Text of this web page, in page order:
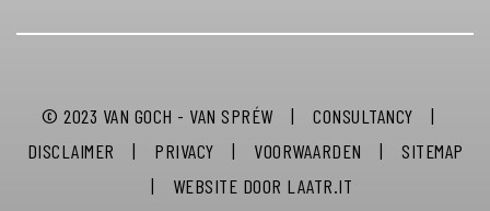
© 2023 VAN GOCH - VAN SPRÉW | CONSULTANCY
|
DISCLAIMER
| PRIVACY | VOORWAARDEN |
SITEMAP
|
WEBSITE DOOR LAATR.IT